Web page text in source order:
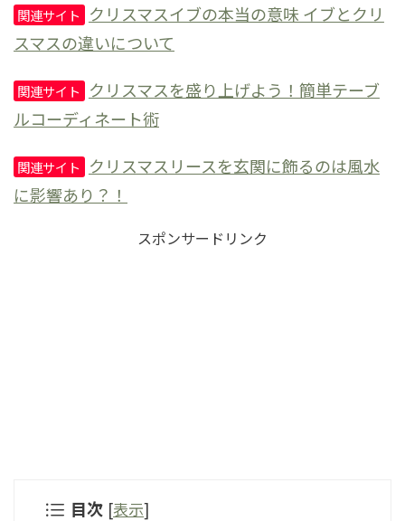
関連サイト
クリスマスイブの本当の意味 イブとクリ
スマスの違いについて
関連サイト
クリスマスを盛り上げよう！簡単テーブ
ルコーディネート術
関連サイト
クリスマスリースを玄関に飾るのは風水
に影響あり？！
スポンサードリンク
目次 [表示]